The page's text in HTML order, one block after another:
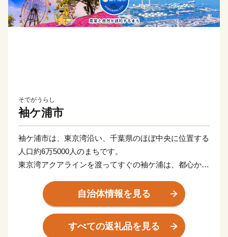
そでがうらし
袖ケ浦市
袖ケ浦市は、東京湾沿い、千葉県のほぼ中央に位置する
人口約6万5000人のまちです。
東京湾アクアラインを渡ってすぐの袖ケ浦は、都心から
特徴です。
東京湾に面した臨海部はエネルギーや石油化学などの大
規模な工場が立地する一方で、内陸部には豊かな田園風
景が広がります。
自治体情報を見る
すべての返礼品を見る